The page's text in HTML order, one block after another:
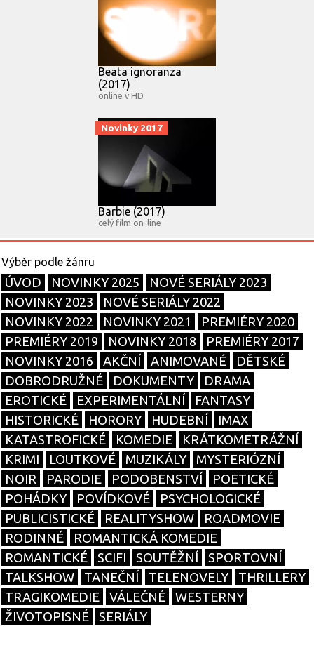
Beata ignoranza
(2017)
online v HD
Novinky 2017
Barbie (2017)
celý film on-line
ÚVOD NOVINKY 2025
NOVÉ SERIÁLY 2023
NOVINKY 2023
NOVÉ SERIÁLY 2022
NOVINKY 2022
NOVINKY 2021
PREMIÉRY 2020
PREMIÉRY 2019
NOVINKY 2018
PREMIÉRY 2017
NOVINKY 2016
AKČNÍ ANIMOVANÉ
DĚTSKÉ
DOBRODRUŽNÉ
DOKUMENTY
DRAMA
EROTICKÉ
EXPERIMENTÁLNÍ
FANTASY
HISTORICKÉ
HORORY HUDEBNÍ
IMAX
KATASTROFICKÉ
KOMEDIE
KRÁTKOMETRÁŽNÍ
KRIMI
LOUTKOVÉ MUZIKÁLY
MYSTERIÓZNÍ
NOIR
PARODIE PODOBENSTVÍ
POETICKÉ
POHÁDKY
POVÍDKOVÉ
PSYCHOLOGICKÉ
PUBLICISTICKÉ
REALITYSHOW
ROADMOVIE
RODINNÉ
ROMANTICKÁ KOMEDIE
ROMANTICKÉ
SCIFI SOUTĚŽNÍ
SPORTOVNÍ
TALKSHOW
TANEČNÍ TELENOVELY
THRILLERY
TRAGIKOMEDIE
VÁLEČNÉ
WESTERNY
ŽIVOTOPISNÉ
SERIÁLY